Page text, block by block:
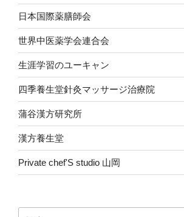
日本国際薬膳師会
世界中医薬学会連合会
生涯学習のユーキャン
四季養生堂針灸マッサージ治療院
蒲谷漢方研究所
漢方養生堂
Private chef'S studio 山岡